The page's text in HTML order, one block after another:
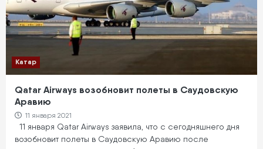
Катар
Qatar Airways возобновит полеты в Саудовскую
Аравию
11 января 2021
11 января Qatar Airways заявила, что с сегодняшнего дня
возобновит полеты в Саудовскую Аравию после